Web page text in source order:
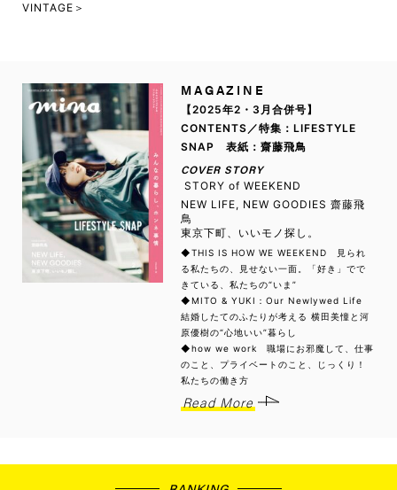
VINTAGE＞
MAGAZINE
【2025年2・3月合併号】
CONTENTS／特集：LIFESTYLE
SNAP 表紙：齋藤飛鳥
COVER STORY
STORY of WEEKEND
NEW LIFE, NEW GOODIES 齋藤飛
鳥
東京下町、いいモノ探し。
◆THIS IS HOW WE WEEKEND 見られ
る私たちの、見せない一面。「好き」でで
きている、私たちの“いま”
◆MITO & YUKI：Our Newlywed Life
結婚したてのふたりが考える 横田美憧と河
原優樹の“心地いい”暮らし
◆how we work 職場にお邪魔して、仕事
のこと、プライベートのこと、じっくり！
私たちの働き方
Read More